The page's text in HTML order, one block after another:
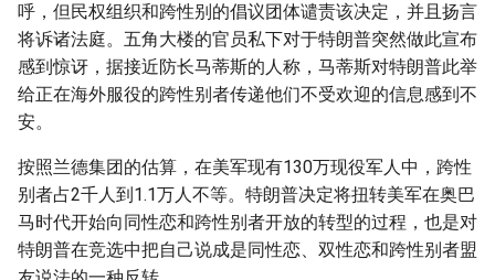
呼，但民权组织和跨性别的倡议团体谴责该决定，并且扬言
将诉诸法庭。五角大楼的官员私下对于特朗普突然做此宣布
感到惊讶，据接近防长马蒂斯的人称，马蒂斯对特朗普此举
给正在海外服役的跨性别者传递他们不受欢迎的信息感到不
安。
按照兰德集团的估算，在美军现有130万现役军人中，跨性
别者占2千人到1.1万人不等。特朗普决定将扭转美军在奥巴
马时代开始向同性恋和跨性别者开放的转型的过程，也是对
特朗普在竞选中把自己说成是同性恋、双性恋和跨性别者盟